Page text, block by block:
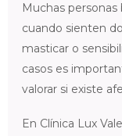
Muchas
cuando sienten
masticar o
casos es
valorar si existe
En Clínica Lux